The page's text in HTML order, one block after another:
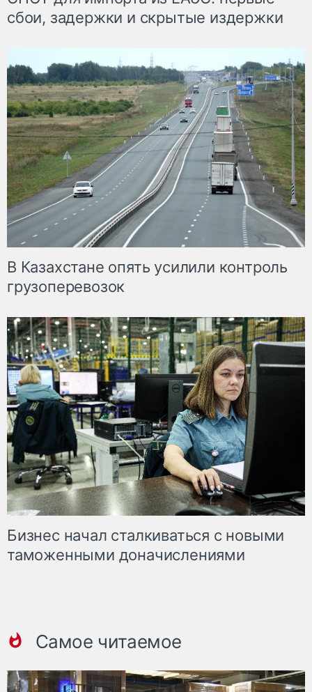
сбои, задержки и скрытые издержки
В Казахстане опять усилили контроль
грузоперевозок
Бизнес начал сталкиваться с новыми
таможенными доначислениями
Самое читаемое